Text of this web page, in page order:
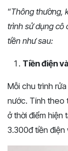
“Thông thường,
trình sử dụng cô
tiền như sau:
Tiền điện
Mỗi chu trình rửa
nước. Tính theo
ở thời điểm hiện
3.300đ tiền điện